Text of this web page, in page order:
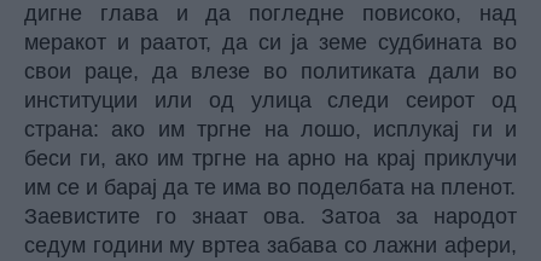
дигне глава и да погледне повисоко, над
меракот и раатот, да си ја земе судбината во
свои раце, да влезе во политиката дали во
институции или од улица следи сеирот од
страна: ако им тргне на лошо, исплукај ги и
беси ги, ако им тргне на арно на крај приклучи
им се и барај да те има во поделбата на пленот.
Заевистите го знаат ова. Затоа за народот
седум години му вртеа забава со лажни афери,